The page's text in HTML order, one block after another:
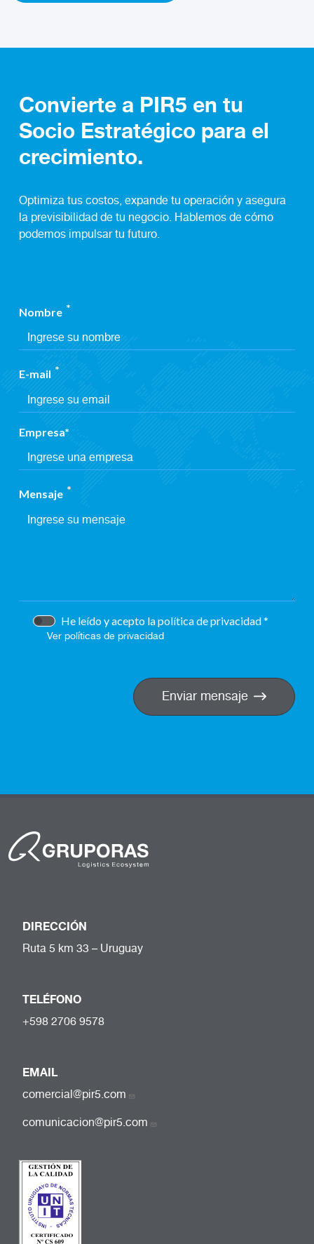
Convierte a PIR5 en tu
Socio Estratégico para el
crecimiento.
Optimiza tus costos, expande tu operación y asegura
la previsibilidad de tu negocio. Hablemos de cómo
podemos impulsar tu futuro.
Nombre
E-mail
Empresa
Mensaje
He leído y acepto la política de privacidad
Ver políticas de privacidad
Enviar mensaje
DIRECCIÓN
Ruta 5 km 33 – Uruguay
TELÉFONO
+598 2706 9578
EMAIL
comercial@pir5.com
comunicacion@pir5.com